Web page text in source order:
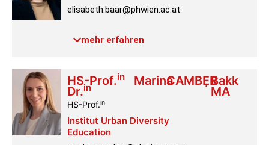
elisabeth.baar@phwien.ac.at
mehr erfahren
HS-Prof.in
Dr.in MarinaCAMBER
,Bakk
MA
HS-Prof.in
Institut Urban Diversity
Education